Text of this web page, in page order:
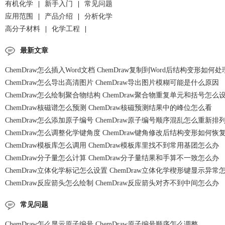
有机化学
新手入门
常见问题
应用范围
产品介绍
分析化学
高分子材料
化学工程
最新文章
ChemDraw怎么插入Word文档 ChemDraw复制到Word后结构变形如何处
ChemDraw怎么导出高清图片 ChemDraw导出图片模糊可能是什么原因
ChemDraw怎么绘制聚合物结构 ChemDraw聚合物重复单元和括号怎么
ChemDraw核磁谱怎么预测 ChemDraw核磁预测结果中的峰位怎么看
ChemDraw怎么添加原子编号 ChemDraw原子编号顺序混乱怎么重新排列
ChemDraw怎么调整化学键角度 ChemDraw键角修改后结构变形如何恢复
ChemDraw模板库怎么调用 ChemDraw模板库里找不到常用基团怎么办
ChemDraw分子量怎么计算 ChemDraw分子量结果和手算不一致怎么办
ChemDraw立体化学标记怎么设置 ChemDraw立体化学楔形键显示异常
ChemDraw反应箭头怎么绘制 ChemDraw反应箭头对齐不到中间怎么办
常见问题